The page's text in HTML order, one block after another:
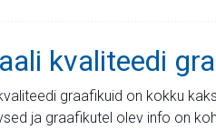
kvaliteedi
graafikuid on kokku
ja graafikutel olev info on